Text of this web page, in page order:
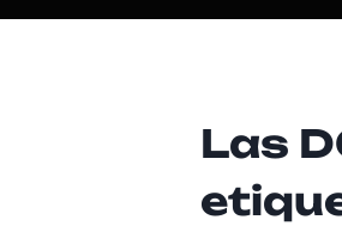
Las